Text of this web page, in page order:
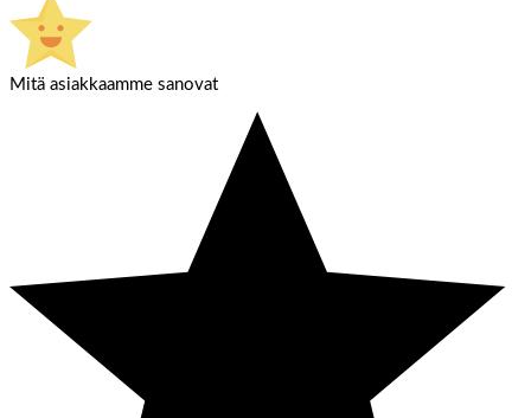
Mitä asiakkaamme sanovat